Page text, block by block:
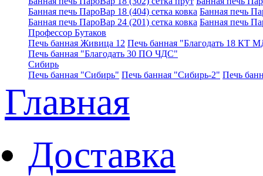
Банная печь ПароВар 18 (404) сетка ковка Банная печь
Банная печь ПароВар 24 (201) сетка ковка Банная печь
Профессор Бутаков
Печь банная Живица 12 Печь банная "Благодать 18 КТ
Печь банная "Благодать 30 ПО ЧДС"
Сибирь
Печь банная "Сибирь" Печь банная "Сибирь-2" Печь
Главная
Доставка